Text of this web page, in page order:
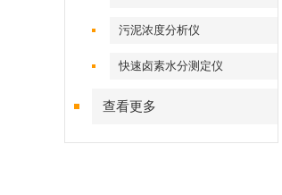
污泥浓度分析仪
快速卤素水分测定仪
查看更多